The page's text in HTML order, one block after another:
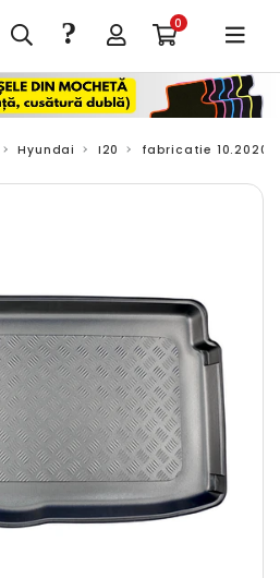
0
?
Hyundai I20 fabricatie 10.2020